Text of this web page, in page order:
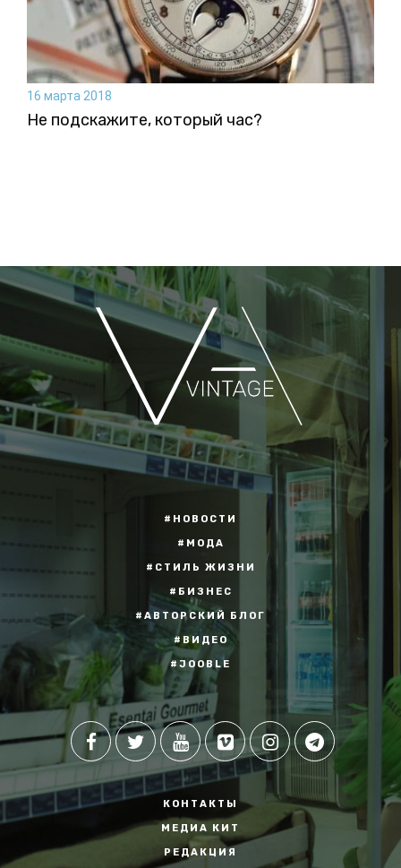
16 марта 2018
Не подскажите, который час?
#НОВОСТИ
#МОДА
#СТИЛЬ ЖИЗНИ
#БИЗНЕС
#АВТОРСКИЙ БЛОГ
#ВИДЕО
#JOOBLE
КОНТАКТЫ
МЕДИА КИТ
РЕДАКЦИЯ